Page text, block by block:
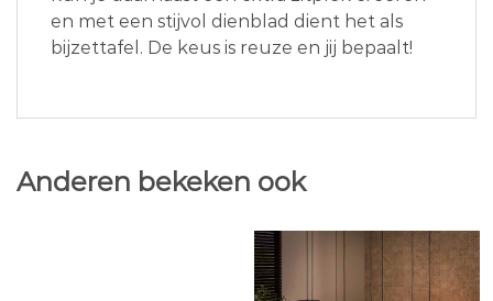
en met een stijvol dienblad dient het als
bijzettafel. De keus is reuze en jij bepaalt!
Anderen bekeken ook